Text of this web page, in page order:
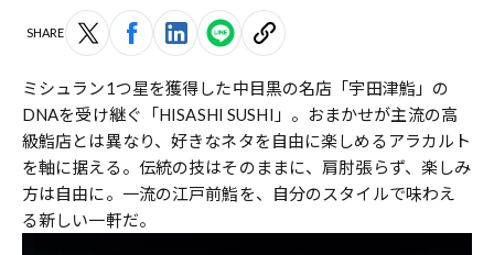
SHARE
ミシュラン1つ星を獲得した中目黒の名店「宇田津鮨」の
DNAを受け継ぐ「HISASHI SUSHI」。おまかせが主流の高
級鮨店とは異なり、好きなネタを自由に楽しめるアラカルト
を軸に据える。伝統の技はそのままに、肩肘張らず、楽しみ
方は自由に。一流の江戸前鮨を、自分のスタイルで味わえ
る新しい一軒だ。